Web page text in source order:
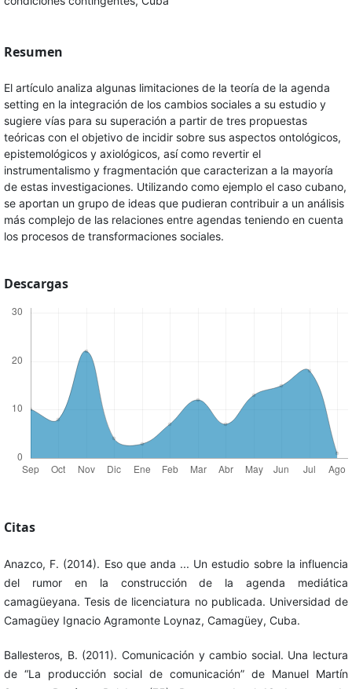
Resumen
El artículo analiza algunas limitaciones de la teoría de la agenda
setting en la integración de los cambios sociales a su estudio y
sugiere vías para su superación a partir de tres propuestas
teóricas con el objetivo de incidir sobre sus aspectos ontológicos,
epistemológicos y axiológicos, así como revertir el
instrumentalismo y fragmentación que caracterizan a la mayoría
de estas investigaciones. Utilizando como ejemplo el caso cubano,
se aportan un grupo de ideas que pudieran contribuir a un análisis
más complejo de las relaciones entre agendas teniendo en cuenta
los procesos de transformaciones sociales.
Descargas
Citas
Anazco, F. (2014). Eso que anda ... Un estudio sobre la influencia
del rumor en la construcción de la agenda mediática
camagüeyana. Tesis de licenciatura no publicada. Universidad de
Camagüey Ignacio Agramonte Loynaz, Camagüey, Cuba.
Ballesteros, B. (2011). Comunicación y cambio social. Una lectura
de “La producción social de comunicación” de Manuel Martín